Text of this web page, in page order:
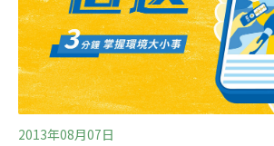
菜了，涼拌潮鯛皮、酥炸東石肥蚵、清
大黃魚、糖醋青衣魚、波士頓大龍蝦
家人點的海鮮種類。1.吳郭魚皮、2.蚵
2013年08月07日